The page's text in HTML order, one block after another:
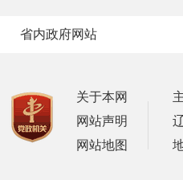
省内政府网站
关于本网
网站声明
网站地图